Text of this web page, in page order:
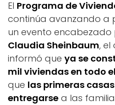
El Programa de
continúa avanzando a
un evento
Claudia Sheinbaum, el
informó que ya se
mil viviendas en todo
que las primeras
entregarse a las